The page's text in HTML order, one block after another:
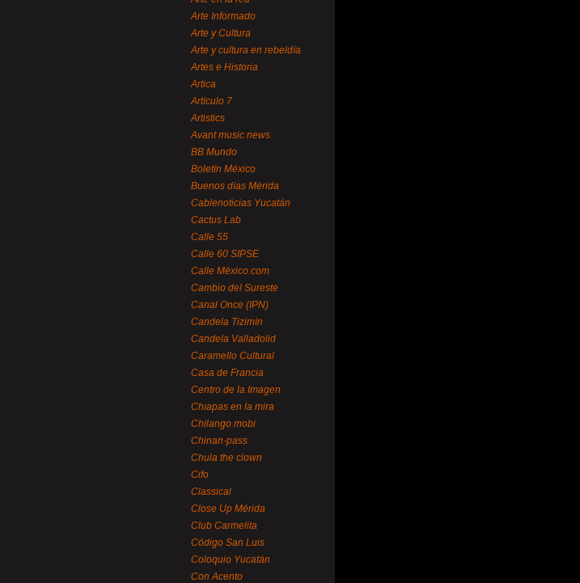
Arte Informado
Arte y Cultura
Arte y cultura en rebeldía
Artes e Historia
Artica
Artículo 7
Artistics
Avant music news
BB Mundo
Boletín México
Buenos días Mérida
Cablenoticias Yucatán
Cactus Lab
Calle 55
Calle 60 SIPSE
Calle México.com
Cambio del Sureste
Canal Once (IPN)
Candela Tizimín
Candela Valladolid
Caramello Cultural
Casa de Francia
Centro de la Imagen
Chiapas en la mira
Chilango.mobi
Chinan-pass
Chula the clown
Cifo
Classical
Close Up Mérida
Club Carmelita
Código San Luis
Coloquio Yucatán
Con Acento